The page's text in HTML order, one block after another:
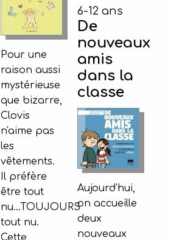
Pour une
raison aussi
mystérieuse
que bizarre,
Clovis
n'aime pas
les
vêtements.
Il préfère
être tout
nu...TOUJOURS
tout nu.
Cette
6-12 ans
De
nouveaux
amis
dans la
classe
Aujourd’hui,
on accueille
deux
nouveaux